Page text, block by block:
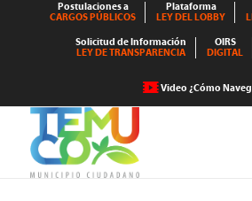
Postulaciones a
CARGOS PÚBLICOS
Plataforma
LEY DEL LOBBY
Solicitud de Información
LEY DE TRANSPARENCIA
OIRS
DIGITAL
Video ¿Cómo